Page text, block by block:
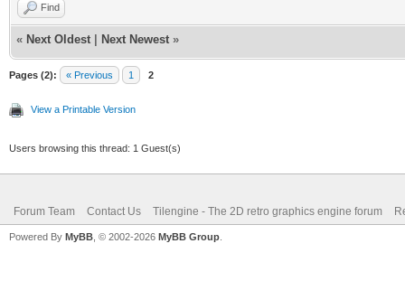
Find
« Next Oldest Next Newest »
Pages (2): « Previous 1 2
View a Printable Version
Users browsing this thread: 1 Guest(s)
Forum Team Contact Us Tilengine - The 2D retro graphics engine forum
Powered By MyBB , © 2002-2026 MyBB Group